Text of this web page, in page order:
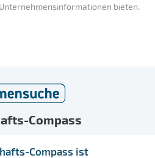
bieten.
Compass
Compass ist